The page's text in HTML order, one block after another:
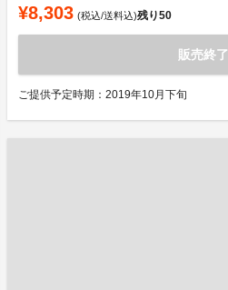
¥8,303 (税込/送料込)残り50
販売終了
ご提供予定時期：2019年10月下旬